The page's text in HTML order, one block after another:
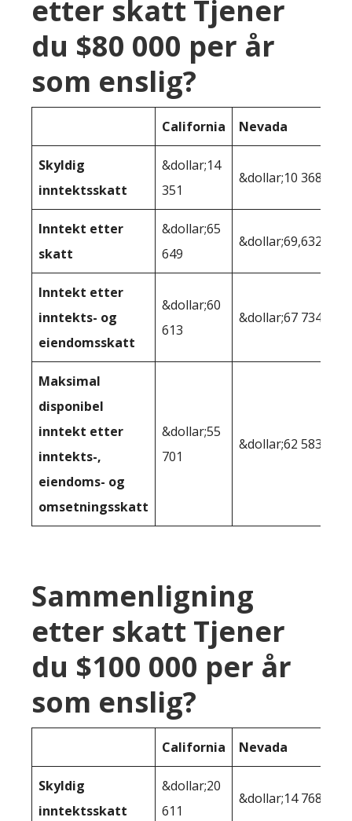
etter skatt Tjener
du $80 000 per år
som enslig?
California Nevada
Skyldig
inntektsskatt
&dollar;14
351
&dollar;10 368
Inntekt etter
skatt
&dollar;65
649
&dollar;69,632
Inntekt etter
inntekts- og
eiendomsskatt
&dollar;60
613
&dollar;67 734
Maksimal
disponibel
inntekt etter
inntekts-,
eiendoms- og
omsetningsskatt
&dollar;55
701
&dollar;62 583
Sammenligning
etter skatt Tjener
du $100 000 per år
som enslig?
California Nevada
Skyldig
inntektsskatt
&dollar;20
611
&dollar;14 768